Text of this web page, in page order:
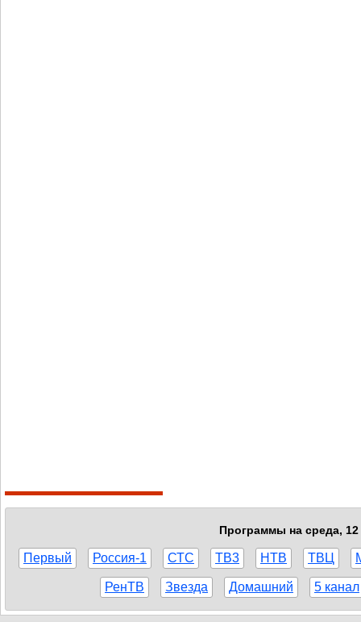
Программы на среда, 12
Первый Россия-1 СТС ТВ3 НТВ ТВЦ
РенТВ Звезда Домашний 5 канал